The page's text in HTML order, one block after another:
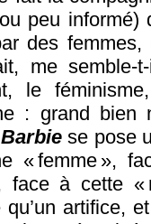
peu
des
me
le
: grand bien
Barbiese pose
« femme »,
face à cette «
qu’un artifice,